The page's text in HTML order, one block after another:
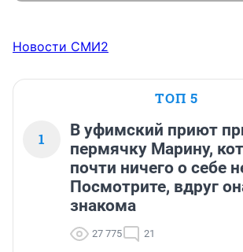
Новости СМИ2
ТОП 5
1
В уфимский приют
пермячку Марину,
почти ничего о себе
Посмотрите, вдруг
знакома
27 775 21